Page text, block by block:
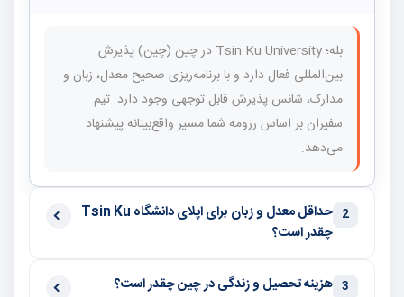
بله؛ Tsin Ku University در چین (چین) پذیرش
بین‌المللی فعال دارد و با برنامه‌ریزی صحیح معدل، زبان و
مدارک، شانس پذیرش قابل توجهی وجود دارد. تیم
سفیران بر اساس رزومه شما مسیر واقع‌بینانه پیشنهاد
می‌دهد.
2
حداقل معدل و زبان برای اپلای دانشگاه Tsin Ku
چقدر است؟
3 هزینه تحصیل و زندگی در چین چقدر است؟